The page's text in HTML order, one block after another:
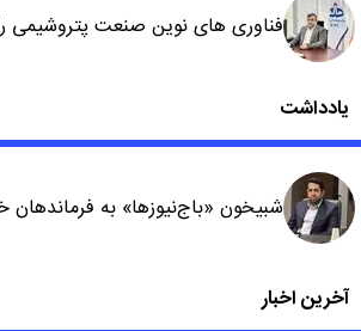
فناوری های نوین صنعت پتروشیمی
یادداشت
شبیخون «باج‌نیوزها» به
آخرین اخبار